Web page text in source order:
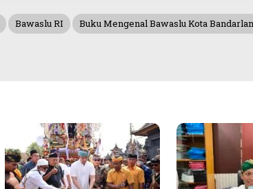
Bawaslu RI Buku Mengenal Bawaslu Kota